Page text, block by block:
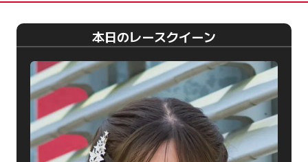
本日のレースクイーン